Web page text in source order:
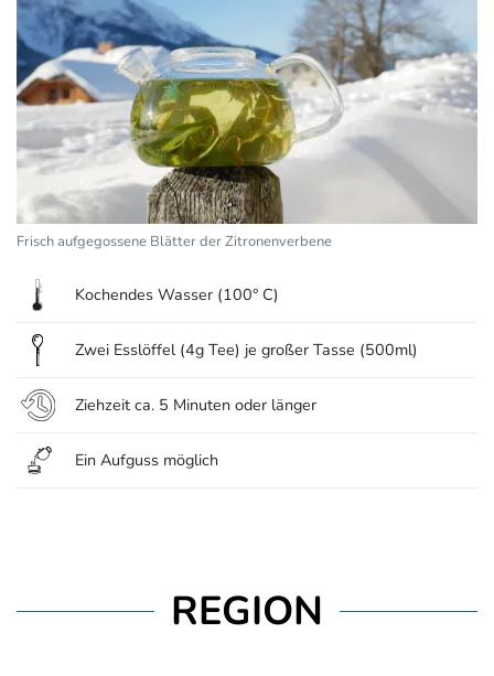
Frisch aufgegossene Blätter der Zitronenverbene
Kochendes Wasser (100° C)
Zwei Esslöffel (4g Tee) je großer Tasse (500ml)
Ziehzeit ca. 5 Minuten oder länger
Ein Aufguss möglich
REGION